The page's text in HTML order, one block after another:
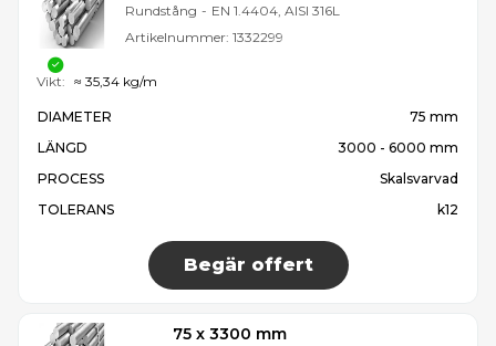
Rundstång - EN 1.4404, AISI 316L
Artikelnummer: 1332299
DIAMETER
75 mm
LÄNGD
3000 - 6000 mm
PROCESS
Skalsvarvad
TOLERANS
k12
Begär offert
Vikt: ≈ 35,34 kg/m
75 x 3300 mm